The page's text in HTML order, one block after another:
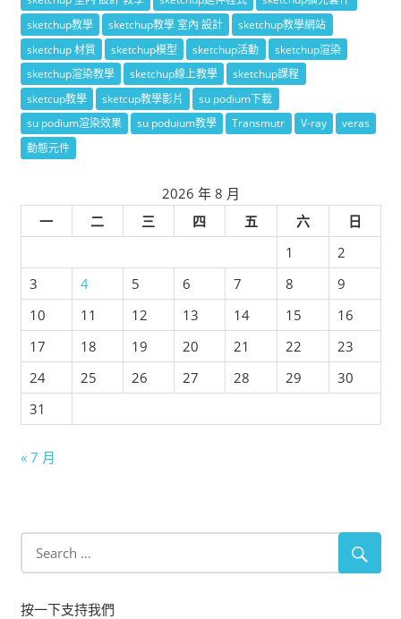
sketchup教學
sketchup教學 室內 設計
sketchup教學網站
sketchup 材質
sketchup模型 sketchup活動
sketchup渲染
sketchup渲染教學
sketchup線上教學
sketchup課程
sketcup教學
sketcup教學影片
su podium下載
su podium渲染效果
su poduium教學 Transmutr V-ray
veras
動態元件
2026 年 8 月
一
二 三 四 五 六
日
1
2
3
4 5 6 7 8
9
10
11 12 13 14 15
16
17
18 19 20 21 22
23
24
25 26 27 28 29
30
31
« 7 月
按一下支持我們